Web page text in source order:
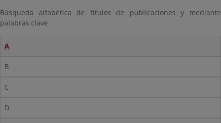
Búsqueda alfabética de títulos de publicaciones y mediante
palabras clave
A
B
C
D